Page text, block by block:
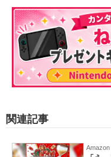
関連記事
Amazon